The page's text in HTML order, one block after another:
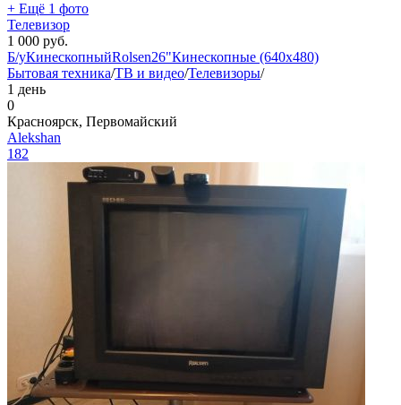
+ Ещё 1 фото
Телевизор
1 000 руб.
Б/уКинескопныйRolsen26"Кинескопные (640x480)
Бытовая техника/ТВ и видео/Телевизоры/
1 день
0
Красноярск, Первомайский
Alekshan
182